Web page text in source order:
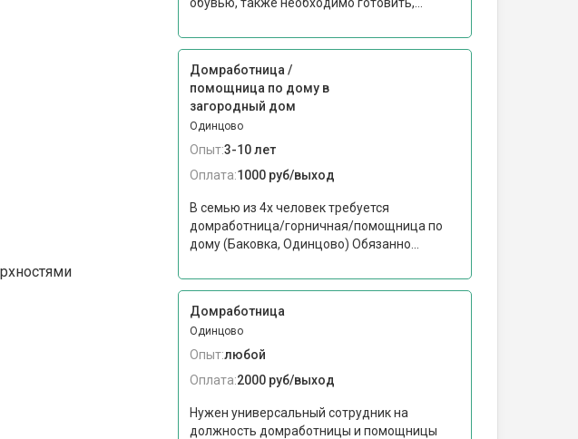
Домработница /
помощница по дому в
загородный дом
Одинцово
Опыт:3-10 лет
Оплата:1000 руб/выход
В семью из 4х человек требуется
домработница/горничная/помощница по
дому (Баковка, Одинцово) Обязанно...
Домработница
Одинцово
Опыт:любой
Оплата:2000 руб/выход
Нужен универсальный сотрудник на
должность домработницы и помощницы